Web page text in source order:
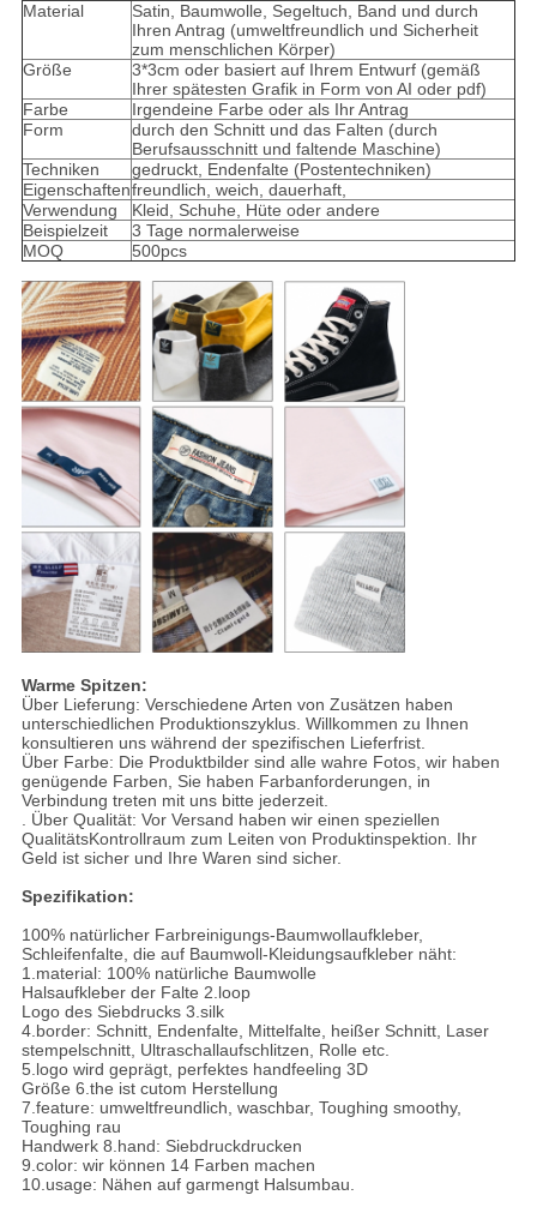
Material
Satin, Baumwolle, Segeltuch, Band und durch
Ihren Antrag (umweltfreundlich und Sicherheit
zum menschlichen Körper)
Größe
3*3cm oder basiert auf Ihrem Entwurf (gemäß
Ihrer spätesten Grafik in Form von AI oder pdf)
Farbe
Irgendeine Farbe oder als Ihr Antrag
Form
durch den Schnitt und das Falten (durch
Berufsausschnitt und faltende Maschine)
Techniken
gedruckt, Endenfalte (Postentechniken)
Eigenschaftenfreundlich, weich, dauerhaft,
Verwendung
Kleid, Schuhe, Hüte oder andere
Beispielzeit
3 Tage normalerweise
MOQ
500pcs
Warme Spitzen:
Über Lieferung: Verschiedene Arten von Zusätzen haben
unterschiedlichen Produktionszyklus. Willkommen zu Ihnen
konsultieren uns während der spezifischen Lieferfrist.
Über Farbe: Die Produktbilder sind alle wahre Fotos, wir haben
genügende Farben, Sie haben Farbanforderungen, in
Verbindung treten mit uns bitte jederzeit.
. Über Qualität: Vor Versand haben wir einen speziellen
QualitätsKontrollraum zum Leiten von Produktinspektion. Ihr
Geld ist sicher und Ihre Waren sind sicher.
Spezifikation:
100% natürlicher Farbreinigungs-Baumwollaufkleber,
Schleifenfalte, die auf Baumwoll-Kleidungsaufkleber näht:
1.material: 100% natürliche Baumwolle
Halsaufkleber der Falte 2.loop
Logo des Siebdrucks 3.silk
4.border: Schnitt, Endenfalte, Mittelfalte, heißer Schnitt, Laser
stempelschnitt, Ultraschallaufschlitzen, Rolle etc.
5.logo wird geprägt, perfektes handfeeling 3D
Größe 6.the ist cutom Herstellung
7.feature: umweltfreundlich, waschbar, Toughing smoothy,
Toughing rau
Handwerk 8.hand: Siebdruckdrucken
9.color: wir können 14 Farben machen
10.usage: Nähen auf garmengt Halsumbau.